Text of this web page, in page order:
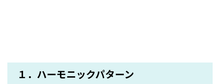
１．ハーモニックパターン